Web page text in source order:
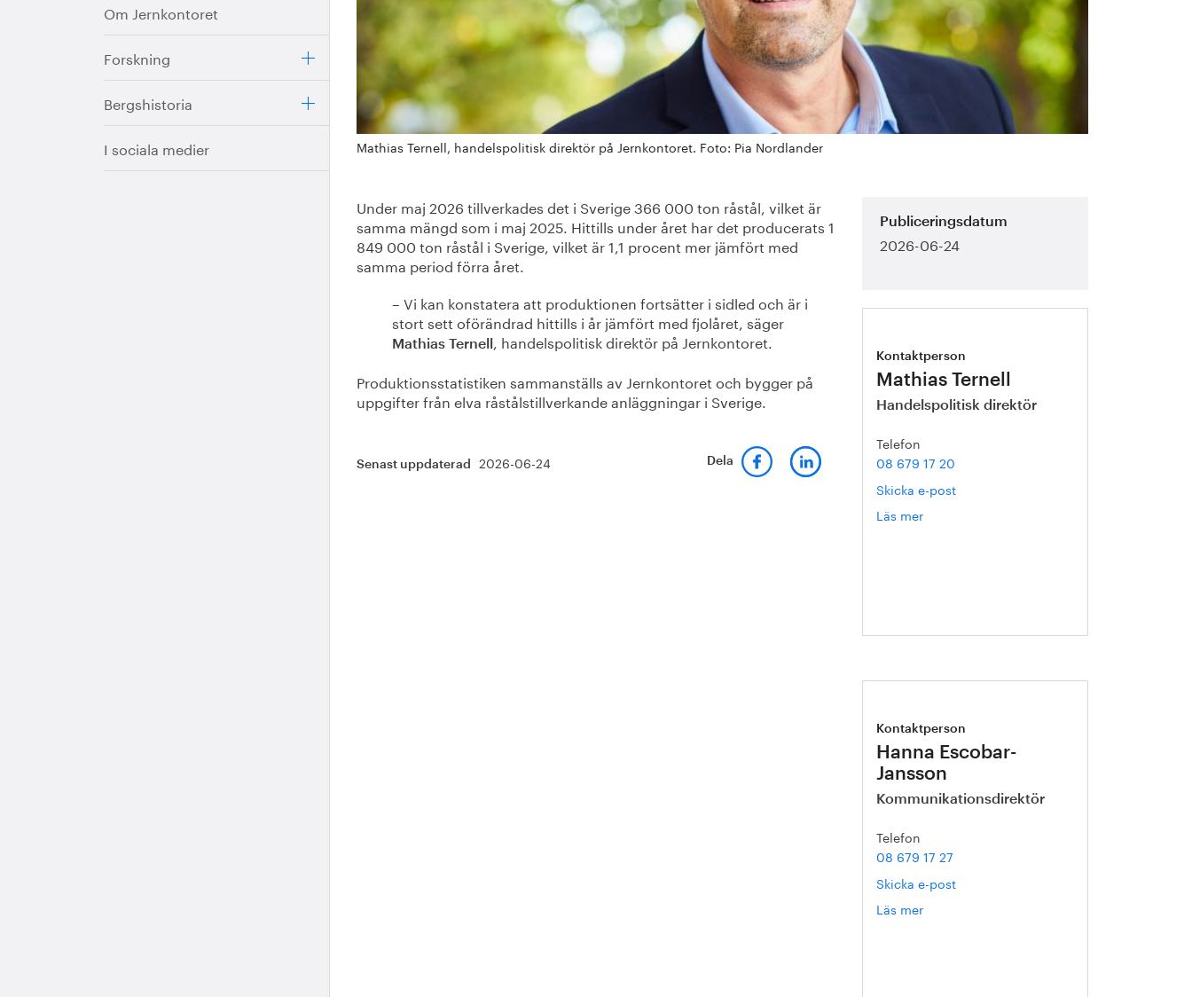
Om Jernkontoret
Forskning
Bergshistoria
I sociala medier Mathias Ternell, handelspolitisk direktör på Jernkontoret. Foto: Pia Nordlander
Under maj 2026 tillverkades det i Sverige 366 000 ton råstål, vilket är
samma mängd som i maj 2025. Hittills under året har det producerats 1
849 000 ton råstål i Sverige, vilket är 1,1 procent mer jämfört med
samma period förra året.
– Vi kan konstatera att produktionen fortsätter i sidled och är i
stort sett oförändrad hittills i år jämfört med fjolåret, säger
Mathias Ternell
, handelspolitisk direktör på Jernkontoret.
Produktionsstatistiken sammanställs av Jernkontoret och bygger på
uppgifter från elva råstålstillverkande anläggningar i Sverige.
Senast uppdaterad 2026-06-24 Dela
Publiceringsdatum
2026-06-24
Kontaktperson
Mathias Ternell
Handelspolitisk direktör
Telefon
08 679 17 20
Skicka e-post
Läs mer
Kontaktperson
Hanna Escobar-
Jansson
Kommunikationsdirektör
Telefon
08 679 17 27
Skicka e-post
Läs mer